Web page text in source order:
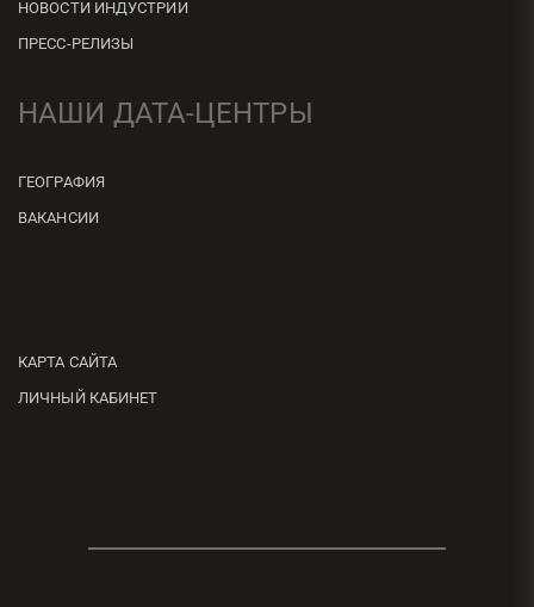
НОВОСТИ ИНДУСТРИИ
ПРЕСС-РЕЛИЗЫ
НАШИ ДАТА-ЦЕНТРЫ
ГЕОГРАФИЯ
ВАКАНСИИ
КАРТА САЙТА
ЛИЧНЫЙ КАБИНЕТ